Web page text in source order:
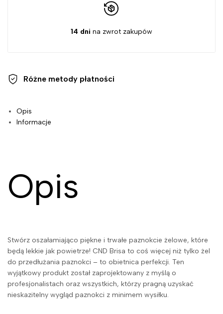
14 dni na zwrot zakupów
Różne metody płatności
Opis
Informacje
Opis
Stwórz oszałamiająco piękne i trwałe paznokcie żelowe, które
będą lekkie jak powietrze! CND Brisa to coś więcej niż tylko żel
do przedłużania paznokci – to obietnica perfekcji. Ten
wyjątkowy produkt został zaprojektowany z myślą o
profesjonalistach oraz wszystkich, którzy pragną uzyskać
nieskazitelny wygląd paznokci z minimem wysiłku.